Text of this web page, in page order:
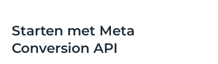
Starten met Meta
Conversion API